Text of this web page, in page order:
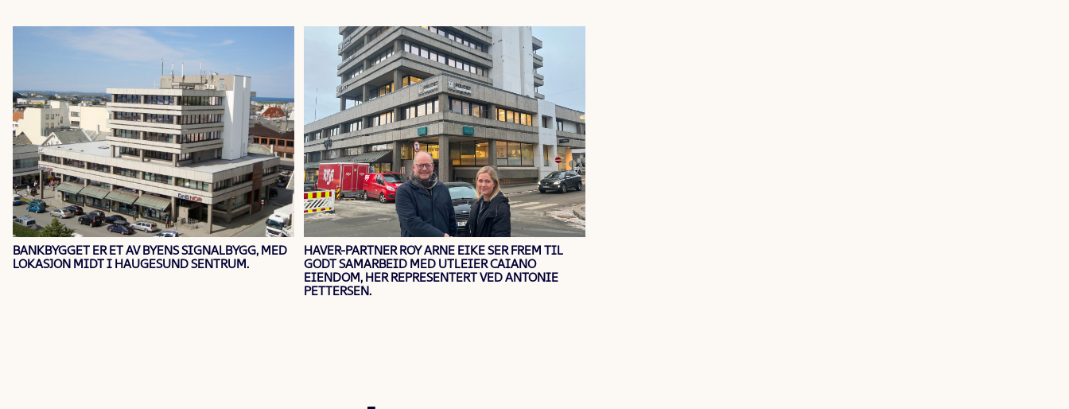
BANKBYGGET ER ET AV BYENS SIGNALBYGG, MED
LOKASJON MIDT I HAUGESUND SENTRUM.
HAVER-PARTNER ROY ARNE EIKE SER FREM TIL
GODT SAMARBEID MED UTLEIER CAIANO
EIENDOM, HER REPRESENTERT VED ANTONIE
PETTERSEN.